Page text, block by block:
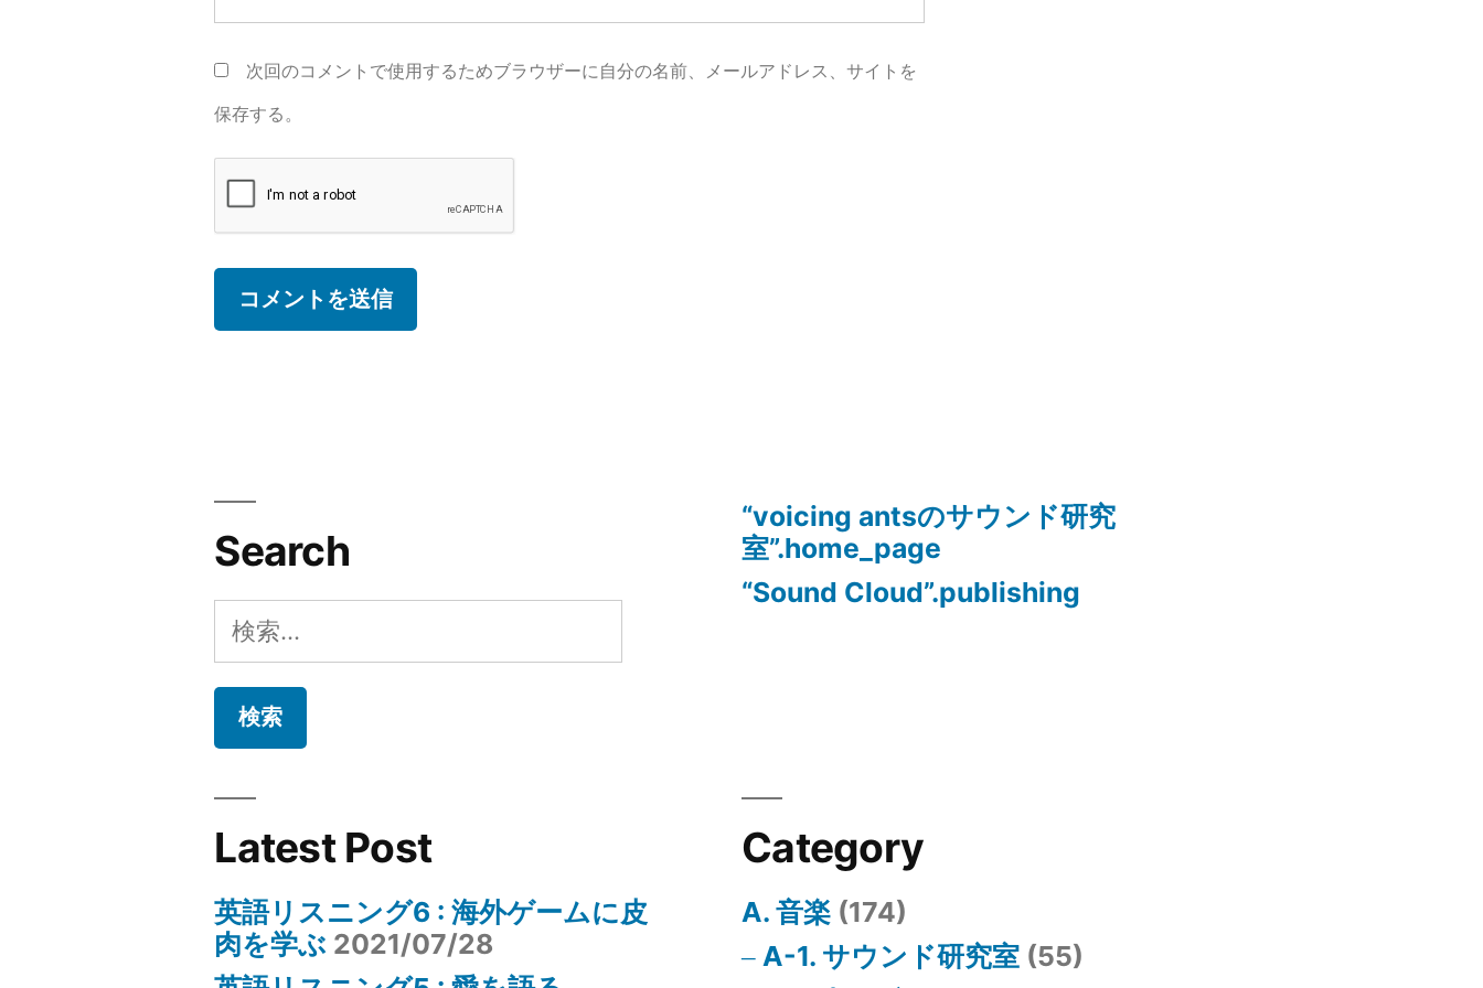
次回のコメントで使用するためブラウザーに自分の名前、メールアドレス、サイトを
保存する。
Search
検
索:
“voicing antsのサウンド研究
室”.home_page
“Sound Cloud”.publishing
Latest Post
英語リスニング6 : 海外ゲームに皮
肉を学ぶ 2021/07/28
Category
A. 音楽 (174)
A-1. サウンド研究室 (55)